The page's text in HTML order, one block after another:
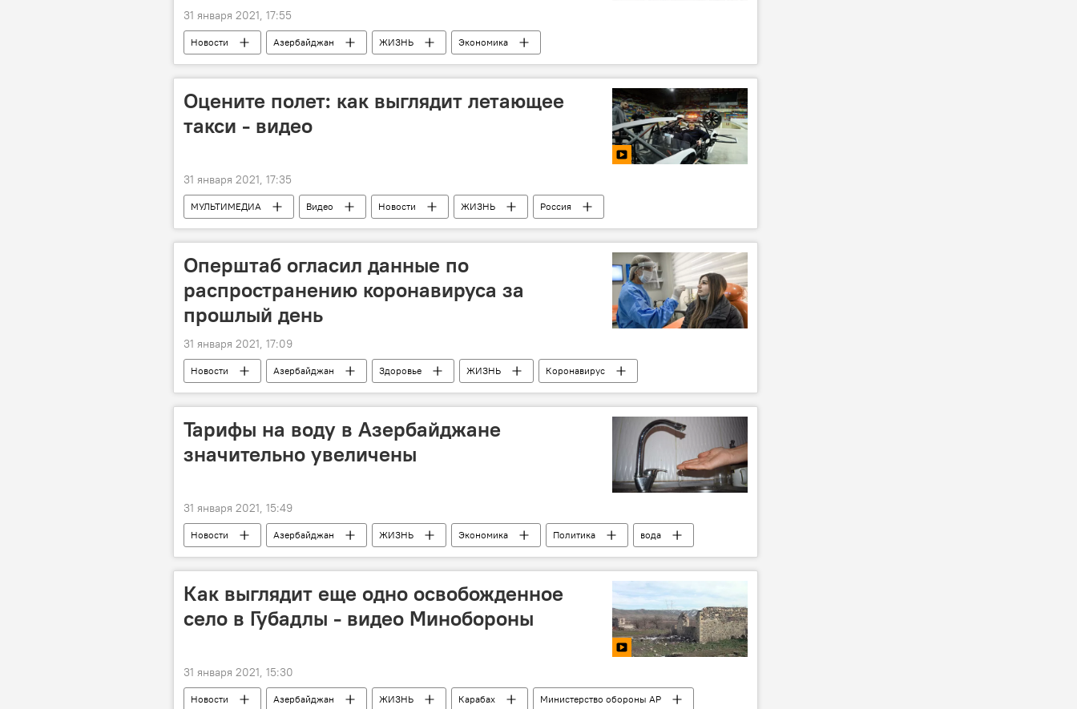
31 января 2021, 17:55
Новости Азербайджан ЖИЗНЬ
Экономика
Тарифный (ценовой) совет
лекарства ставки Лаборатория
Оцените полет: как выглядит летающее
такси - видео
31 января 2021, 17:35
МУЛЬТИМЕДИА Видео Новости ЖИЗНЬ Россия
Оперштаб огласил данные по
распространению коронавируса за
прошлый день
31 января 2021, 17:09
Новости Азербайджан Здоровье ЖИЗНЬ
Коронавирус
Статистика
Кабинет министров АР
Тарифы на воду в Азербайджане
значительно увеличены
31 января 2021, 15:49
Новости Азербайджан ЖИЗНЬ Экономика Политика
вода
тарифы
Водоснабжение Тарифный (ценовой) совет
Как выглядит еще одно освобожденное
село в Губадлы - видео Минобороны
31 января 2021, 15:30
Новости Азербайджан ЖИЗНЬ Карабах
Министерство обороны АР